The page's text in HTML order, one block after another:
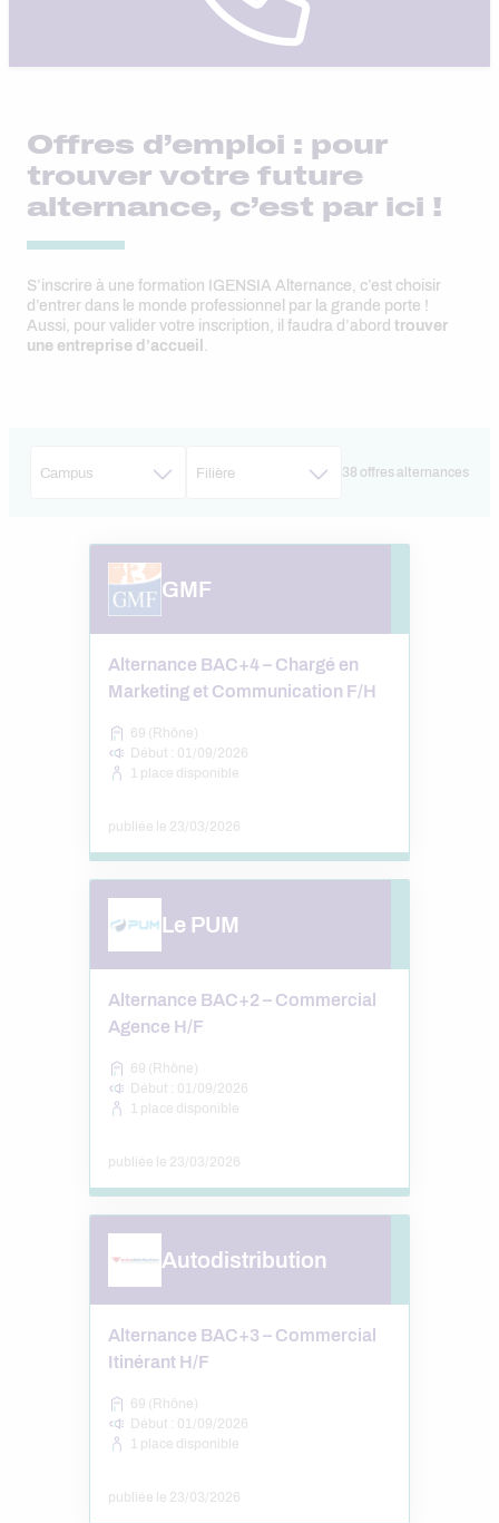
Offres d’emploi : pour
trouver votre future
alternance, c’est par ici !
S’inscrire à une formation IGENSIA Alternance, c’est choisir
d’entrer dans le monde professionnel par la grande porte !
Aussi, pour valider votre inscription, il faudra d’abord trouver
une entreprise d’accueil .
38 offres alternances
GMF
Alternance BAC+4 – Chargé en
Marketing et Communication F/H
69 (Rhône)
Début : 01/09/2026
1 place disponible
publiée le 23/03/2026
Le PUM
Alternance BAC+2 – Commercial
Agence H/F
69 (Rhône)
Début : 01/09/2026
1 place disponible
publiée le 23/03/2026
Autodistribution
Alternance BAC+3 – Commercial
Itinérant H/F
69 (Rhône)
Début : 01/09/2026
1 place disponible
publiée le 23/03/2026